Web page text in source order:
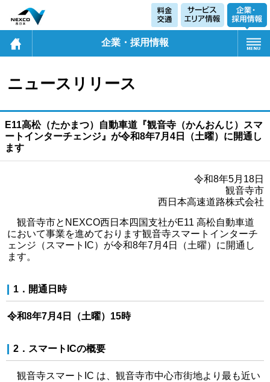
企業・採用情報
ニュースリリース
E11高松（たかまつ）自動車道『観音寺（かんおんじ）スマ
ートインターチェンジ』が令和8年7月4日（土曜）に開通し
ます
令和8年5月18日
観音寺市
西日本高速道路株式会社
観音寺市とNEXCO西日本四国支社がE11 高松自動車道
において事業を進めております観音寺スマートインターチ
ェンジ（スマートIC）が令和8年7月4日（土曜）に開通し
ます。
1．開通日時
令和8年7月4日（土曜）15時
2．スマートICの概要
観音寺スマートIC は、観音寺市中心市街地より最も近い